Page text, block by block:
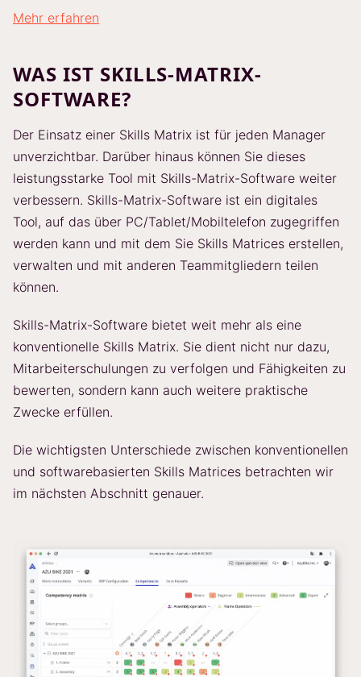
Mehr erfahren
WAS IST SKILLS-MATRIX-
SOFTWARE?
Der Einsatz einer Skills Matrix ist für jeden Manager
unverzichtbar. Darüber hinaus können Sie dieses
leistungsstarke Tool mit Skills-Matrix-Software weiter
verbessern. Skills-Matrix-Software ist ein digitales
Tool, auf das über PC/Tablet/Mobiltelefon zugegriffen
werden kann und mit dem Sie Skills Matrices erstellen,
verwalten und mit anderen Teammitgliedern teilen
können.
Skills-Matrix-Software bietet weit mehr als eine
konventionelle Skills Matrix. Sie dient nicht nur dazu,
Mitarbeiterschulungen zu verfolgen und Fähigkeiten zu
bewerten, sondern kann auch weitere praktische
Zwecke erfüllen.
Die wichtigsten Unterschiede zwischen konventionellen
und softwarebasierten Skills Matrices betrachten wir
im nächsten Abschnitt genauer.